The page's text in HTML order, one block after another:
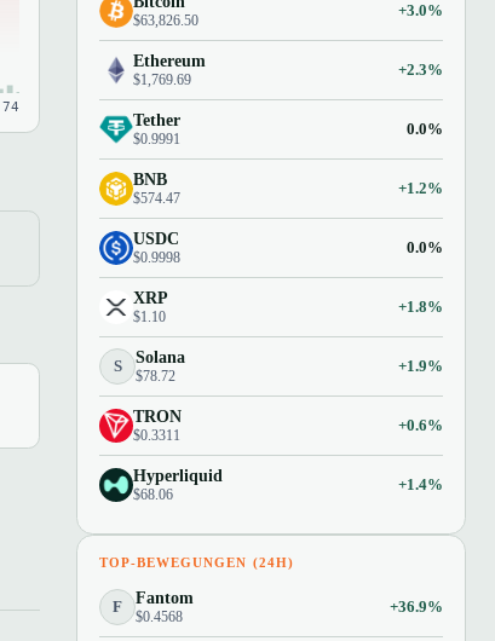
$63,826.50
+3.0%
Ethereum
$1,769.69
+2.3%
Tether
$0.9991
0.0%
BNB
$574.47
+1.2%
USDC
$0.9998
0.0%
XRP
$1.10
+1.8%
S Solana
$78.72
+1.9%
TRON
$0.3311
+0.6%
Hyperliquid
$68.06
+1.4%
TOP-BEWEGUNGEN (24H)
F Fantom
$0.4568
+36.9%